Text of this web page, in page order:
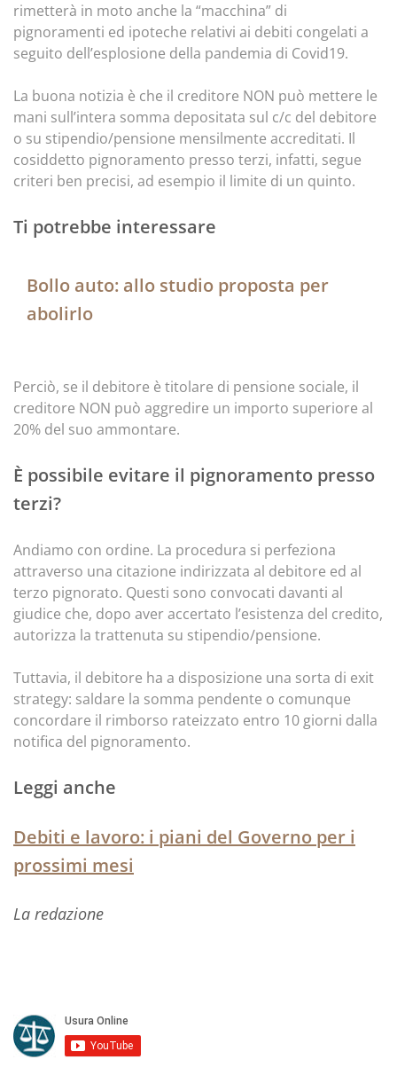
rimetterà in moto anche la “macchina” di
pignoramenti ed ipoteche relativi ai debiti congelati a
seguito dell’esplosione della pandemia di Covid19.
La buona notizia è che il creditore NON può mettere le
mani sull’intera somma depositata sul c/c del debitore
o su stipendio/pensione mensilmente accreditati. Il
cosiddetto pignoramento presso terzi, infatti, segue
criteri ben precisi, ad esempio il limite di un quinto.
Ti potrebbe interessare
Bollo auto: allo studio proposta per
abolirlo
Perciò, se il debitore è titolare di pensione sociale, il
creditore NON può aggredire un importo superiore al
20% del suo ammontare.
È possibile evitare il pignoramento presso
terzi?
Andiamo con ordine. La procedura si perfeziona
attraverso una citazione indirizzata al debitore ed al
terzo pignorato. Questi sono convocati davanti al
giudice che, dopo aver accertato l’esistenza del credito,
autorizza la trattenuta su stipendio/pensione.
Tuttavia, il debitore ha a disposizione una sorta di exit
strategy: saldare la somma pendente o comunque
concordare il rimborso rateizzato entro 10 giorni dalla
notifica del pignoramento.
Leggi anche
Debiti e lavoro: i piani del Governo per i
prossimi mesi
La redazione